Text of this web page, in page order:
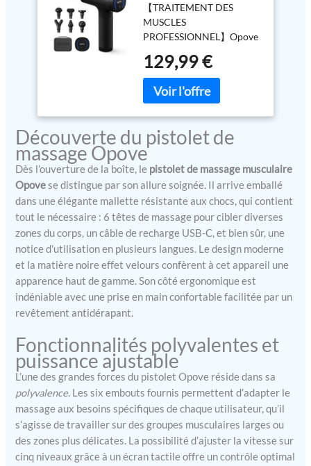
Percussion des tissus
profonds Masseur
corporel électrique
portabl de sport
super silencieux pour
la relaxation
musculaire profonde,
【TRAITEMENT DES
MUSCLES
PROFESSIONNEL】Opove
massage est doté d'un
moteur sans balai 24 V, qui
atteint une intensité de
groupes musculaires, grâce
à des vibrations à haute
fréquence pour détendre
les muscles tendus et
stimuler le fascia pour
favoriser la circulation
sanguine et aider à
soulager les douleurs
musculaires. 【5 VITESSES
RÉGLABLES & Écran
d'affichage LED】OPOVE
M3 Pro 2 Pistolet de
pression sur des groupes
musculaires spécifiques,
avec écran LED haute
définition, et vous pouvez
voir clairement la vitesse et
la niveau de charge
restante de la batterie.
【LONGUE DURÉE DE
VIE&SILENCIEUSE】
129,99 €
Découverte du pistolet de
massage Opove
Dès l’ouverture de la boîte, le pistolet de massage musculaire
Opovese distingue par son allure soignée. Il arrive emballé
dans une élégante mallette résistante aux chocs, qui contient
tout le nécessaire : 6 têtes de massage pour cibler diverses
zones du corps, un câble de recharge USB-C, et bien sûr, une
notice d’utilisation en plusieurs langues. Le design moderne
et la matière noire effet velours confèrent à cet appareil une
apparence haut de gamme. Son côté ergonomique est
indéniable avec une prise en main confortable facilitée par un
revêtement antidérapant.
Fonctionnalités polyvalentes et
puissance ajustable
L’une des grandes forces du pistolet Opove réside dans sa
polyvalence. Les six embouts fournis permettent d’adapter le
massage aux besoins spécifiques de chaque utilisateur, qu’il
s’agisse de travailler sur des groupes musculaires larges ou
des zones plus délicates. La possibilité d’ajuster la vitesse sur
cinq niveaux grâce à un écran tactile offre un contrôle optimal